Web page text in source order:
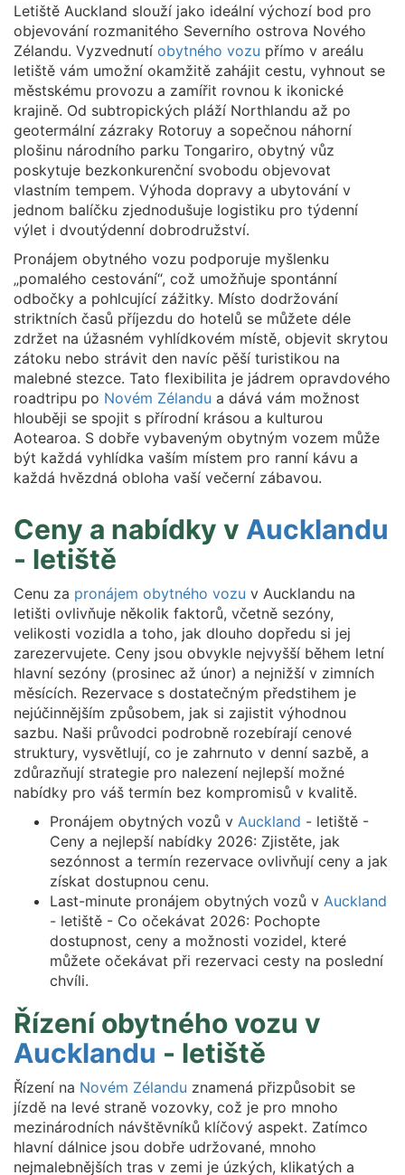
Letiště Auckland slouží jako ideální výchozí bod pro
objevování rozmanitého Severního ostrova Nového
Zélandu. Vyzvednutí obytného vozu přímo v areálu
letiště vám umožní okamžitě zahájit cestu, vyhnout se
městskému provozu a zamířit rovnou k ikonické
krajině. Od subtropických pláží Northlandu až po
geotermální zázraky Rotoruy a sopečnou náhorní
plošinu národního parku Tongariro, obytný vůz
poskytuje bezkonkurenční svobodu objevovat
vlastním tempem. Výhoda dopravy a ubytování v
jednom balíčku zjednodušuje logistiku pro týdenní
výlet i dvoutýdenní dobrodružství.
Pronájem obytného vozu podporuje myšlenku
„pomalého cestování“, což umožňuje spontánní
odbočky a pohlcující zážitky. Místo dodržování
striktních časů příjezdu do hotelů se můžete déle
zdržet na úžasném vyhlídkovém místě, objevit skrytou
zátoku nebo strávit den navíc pěší turistikou na
malebné stezce. Tato flexibilita je jádrem opravdového
roadtripu po Novém Zélandu a dává vám možnost
hlouběji se spojit s přírodní krásou a kulturou
Aotearoa. S dobře vybaveným obytným vozem může
být každá vyhlídka vaším místem pro ranní kávu a
každá hvězdná obloha vaší večerní zábavou.
Ceny a nabídky v Aucklandu
- letiště
Cenu za pronájem obytného vozu v Aucklandu na
letišti ovlivňuje několik faktorů, včetně sezóny,
velikosti vozidla a toho, jak dlouho dopředu si jej
zarezervujete. Ceny jsou obvykle nejvyšší během letní
hlavní sezóny (prosinec až únor) a nejnižší v zimních
měsících. Rezervace s dostatečným předstihem je
nejúčinnějším způsobem, jak si zajistit výhodnou
sazbu. Naši průvodci podrobně rozebírají cenové
struktury, vysvětlují, co je zahrnuto v denní sazbě, a
zdůrazňují strategie pro nalezení nejlepší možné
nabídky pro váš termín bez kompromisů v kvalitě.
Pronájem obytných vozů v Auckland - letiště -
Ceny a nejlepší nabídky 2026: Zjistěte, jak
sezónnost a termín rezervace ovlivňují ceny a jak
získat dostupnou cenu.
Last-minute pronájem obytných vozů v Auckland
- letiště - Co očekávat 2026: Pochopte
dostupnost, ceny a možnosti vozidel, které
můžete očekávat při rezervaci cesty na poslední
chvíli.
Řízení obytného vozu v
Aucklandu - letiště
Řízení na Novém Zélandu znamená přizpůsobit se
jízdě na levé straně vozovky, což je pro mnoho
mezinárodních návštěvníků klíčový aspekt. Zatímco
hlavní dálnice jsou dobře udržované, mnoho
nejmalebnějších tras v zemi je úzkých, klikatých a